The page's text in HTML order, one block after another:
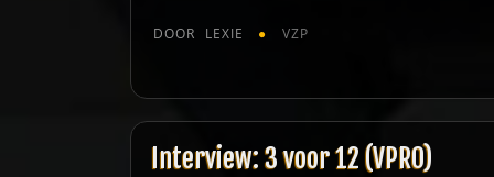
DOOR LEXIE VZP
Interview: 3 voor 12 (VPRO)